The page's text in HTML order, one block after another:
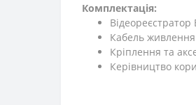
Комплектація:
Відеореєстратор
Кабель живлення
Кріплення та
Керівництво